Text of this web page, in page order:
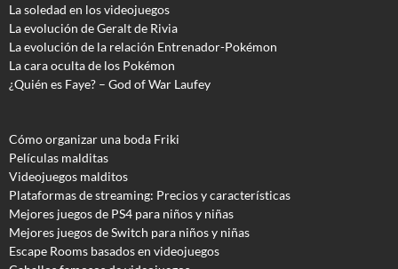
La soledad en los videojuegos
La evolución de Geralt de Rivia
La evolución de la relación Entrenador-Pokémon
La cara oculta de los Pokémon
¿Quién es Faye? – God of War Laufey
Cómo organizar una boda Friki
Películas malditas
Videojuegos malditos
Plataformas de streaming: Precios y características
Mejores juegos de PS4 para niños y niñas
Mejores juegos de Switch para niños y niñas
Escape Rooms basados en videojuegos